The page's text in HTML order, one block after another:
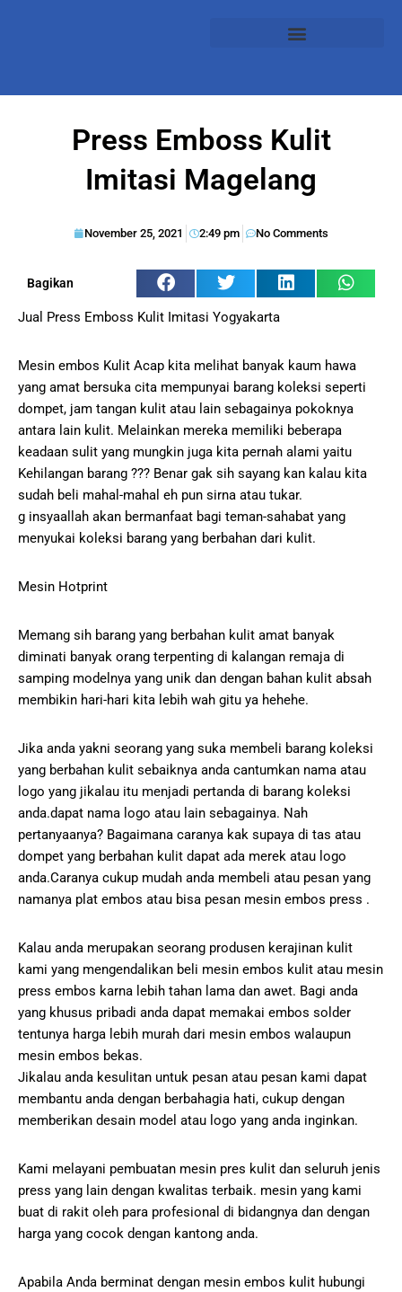
Press Emboss Kulit
Imitasi Magelang
November 25, 2021 2:49 pm No Comments
Bagikan
Jual Press Emboss Kulit Imitasi Yogyakarta
Mesin embos Kulit Acap kita melihat banyak kaum hawa
yang amat bersuka cita mempunyai barang koleksi seperti
dompet, jam tangan kulit atau lain sebagainya pokoknya
antara lain kulit. Melainkan mereka memiliki beberapa
keadaan sulit yang mungkin juga kita pernah alami yaitu
Kehilangan barang ??? Benar gak sih sayang kan kalau kita
sudah beli mahal-mahal eh pun sirna atau tukar.
g insyaallah akan bermanfaat bagi teman-sahabat yang
menyukai koleksi barang yang berbahan dari kulit.
Mesin Hotprint
Memang sih barang yang berbahan kulit amat banyak
diminati banyak orang terpenting di kalangan remaja di
samping modelnya yang unik dan dengan bahan kulit absah
membikin hari-hari kita lebih wah gitu ya hehehe.
Jika anda yakni seorang yang suka membeli barang koleksi
yang berbahan kulit sebaiknya anda cantumkan nama atau
logo yang jikalau itu menjadi pertanda di barang koleksi
anda.dapat nama logo atau lain sebagainya. Nah
pertanyaanya? Bagaimana caranya kak supaya di tas atau
dompet yang berbahan kulit dapat ada merek atau logo
anda.Caranya cukup mudah anda membeli atau pesan yang
namanya plat embos atau bisa pesan mesin embos press .
Kalau anda merupakan seorang produsen kerajinan kulit
kami yang mengendalikan beli mesin embos kulit atau mesin
press embos karna lebih tahan lama dan awet. Bagi anda
yang khusus pribadi anda dapat memakai embos solder
tentunya harga lebih murah dari mesin embos walaupun
mesin embos bekas.
Jikalau anda kesulitan untuk pesan atau pesan kami dapat
membantu anda dengan berbahagia hati, cukup dengan
memberikan desain model atau logo yang anda inginkan.
Kami melayani pembuatan mesin pres kulit dan seluruh jenis
press yang lain dengan kwalitas terbaik. mesin yang kami
buat di rakit oleh para profesional di bidangnya dan dengan
harga yang cocok dengan kantong anda.
Apabila Anda berminat dengan mesin embos kulit hubungi